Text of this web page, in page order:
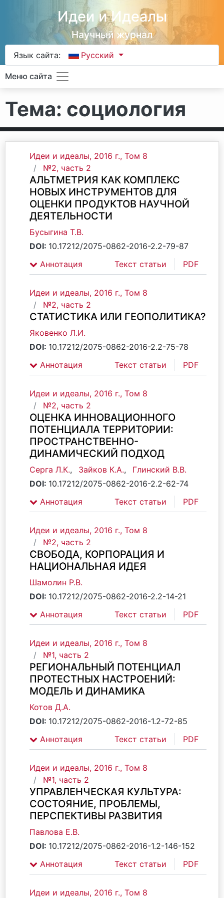
Идеи и Идеалы
Научный журнал
Язык сайта: Русский
Меню сайта
Тема: социология
Идеи и идеалы, 2016 г., Том 8
№2, часть 2
АЛЬТМЕТРИЯ КАК КОМПЛЕКС
НОВЫХ ИНСТРУМЕНТОВ ДЛЯ
ОЦЕНКИ ПРОДУКТОВ НАУЧНОЙ
ДЕЯТЕЛЬНОСТИ
Бусыгина Т.В.
DOI: 10.17212/2075-0862-2016-2.2-79-87
Аннотация
Текст статьи PDF
Идеи и идеалы, 2016 г., Том 8
№2, часть 2
СТАТИСТИКА ИЛИ ГЕОПОЛИТИКА?
Яковенко Л.И.
DOI: 10.17212/2075-0862-2016-2.2-75-78
Аннотация
Текст статьи PDF
Идеи и идеалы, 2016 г., Том 8
№2, часть 2
ОЦЕНКА ИННОВАЦИОННОГО
ПОТЕНЦИАЛА ТЕРРИТОРИИ:
ПРОСТРАНСТВЕННО-
ДИНАМИЧЕСКИЙ ПОДХОД
Серга Л.К., Зайков К.А.,
Глинский В.В.
DOI: 10.17212/2075-0862-2016-2.2-62-74
Аннотация
Текст статьи PDF
Идеи и идеалы, 2016 г., Том 8
№2, часть 2
СВОБОДА, КОРПОРАЦИЯ И
НАЦИОНАЛЬНАЯ ИДЕЯ
Шамолин Р.В.
DOI: 10.17212/2075-0862-2016-2.2-14-21
Аннотация
Текст статьи PDF
Идеи и идеалы, 2016 г., Том 8
№1, часть 2
РЕГИОНАЛЬНЫЙ ПОТЕНЦИАЛ
ПРОТЕСТНЫХ НАСТРОЕНИЙ:
МОДЕЛЬ И ДИНАМИКА
Котов Д.А.
DOI: 10.17212/2075-0862-2016-1.2-72-85
Аннотация
Текст статьи PDF
Идеи и идеалы, 2016 г., Том 8
№1, часть 2
УПРАВЛЕНЧЕСКАЯ КУЛЬТУРА:
СОСТОЯНИЕ, ПРОБЛЕМЫ,
ПЕРСПЕКТИВЫ РАЗВИТИЯ
Павлова Е.В.
DOI: 10.17212/2075-0862-2016-1.2-146-152
Аннотация
Текст статьи PDF
Идеи и идеалы, 2016 г., Том 8